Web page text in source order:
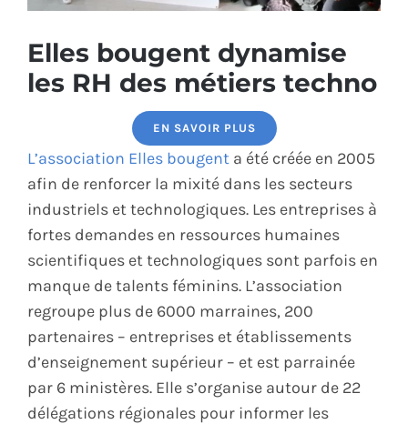
CONTACT
Elles bougent dynamise
les RH des métiers techno
EN SAVOIR PLUS
L’association Elles bougent a été créée en 2005
afin de renforcer la mixité dans les secteurs
industriels et technologiques. Les entreprises à
fortes demandes en ressources humaines
scientifiques et technologiques sont parfois en
manque de talents féminins. L’association
regroupe plus de 6000 marraines, 200
partenaires – entreprises et établissements
d’enseignement supérieur – et est parrainée
par 6 ministères. Elle s’organise autour de 22
délégations régionales pour informer les